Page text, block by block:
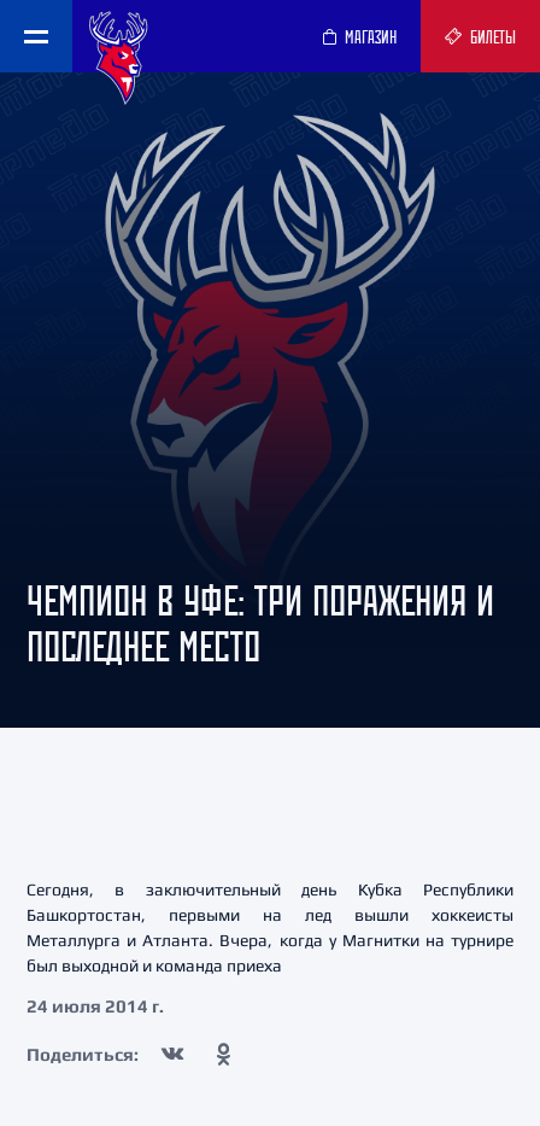
МАГАЗИН БИЛЕТЫ
ЧЕМПИОН В УФЕ: ТРИ ПОРАЖЕНИЯ И
ПОСЛЕДНЕЕ МЕСТО
Сегодня, в заключительный день Кубка Республики
Башкортостан, первыми на лед вышли хоккеисты
Металлурга и Атланта. Вчера, когда у Магнитки на турнире
был выходной и команда приеха
24 июля 2014 г.
Поделиться: